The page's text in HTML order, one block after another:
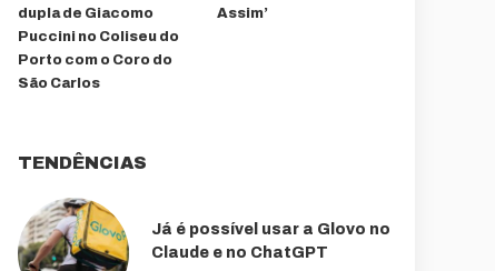
dupla de Giacomo
Puccini no Coliseu do
Porto com o Coro do
São Carlos
Assim’
TENDÊNCIAS
Já é possível usar a Glovo no
Claude e no ChatGPT